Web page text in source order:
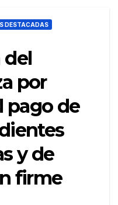
DESTACADAS
del
por
pago de
y de
firme